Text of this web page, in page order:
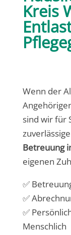
Kreis
Wenn der
sind wir für
Betreuung
eigenen
✅
✅
✅
Menschlich